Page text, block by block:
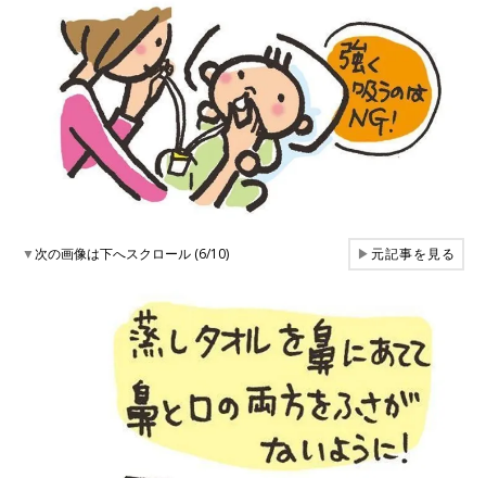
▼次の画像は下へスクロール (6/10) ▶元記事を見る